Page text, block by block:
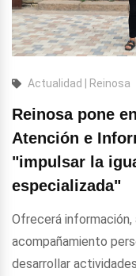
Actualidad | Reinosa
Reinosa pone
Atención e
"impulsar la
especializada"
Ofrecerá
acompañamiento
desarrollar